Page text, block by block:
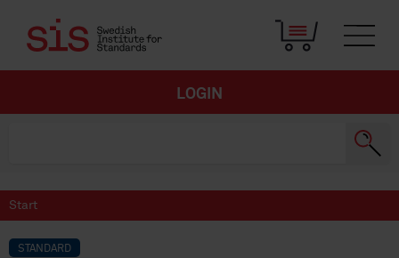
LOGIN
Start
STANDARD